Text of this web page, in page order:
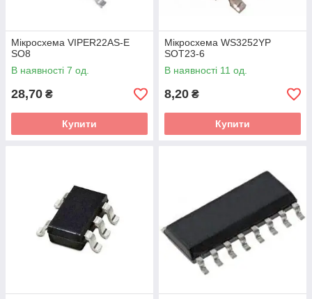
Мікросхема VIPER22AS-E
SO8
В наявності 7 од.
28,70 ₴
Купити
Мікросхема WS3252YP
SOT23-6
В наявності 11 од.
8,20 ₴
Купити